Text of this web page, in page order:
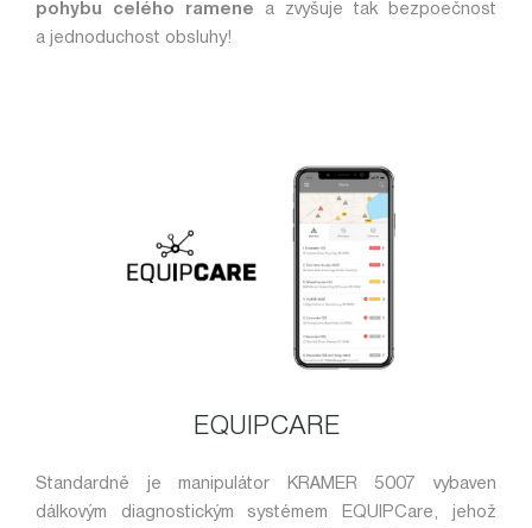
pohybu celého ramene a zvyšuje tak bezpoečnost
a jednoduchost obsluhy!
EQUIPCARE
Standardně je manipulátor KRAMER 5007 vybaven
dálkovým diagnostickým systémem EQUIPCare, jehož